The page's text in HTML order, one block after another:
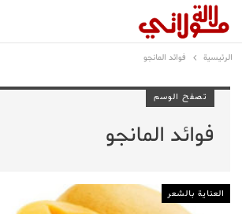
الرئيسية فوائد المانجو
تصفح الوسم
فوائد المانجو
العناية بالشعر